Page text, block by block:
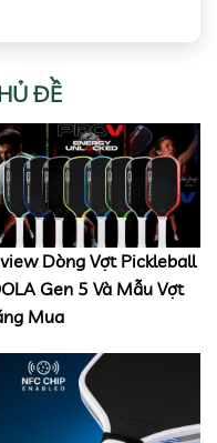
ĐỀ
Dòng Vợt Pickleball
Gen 5 Và Mẫu Vợt
Mua